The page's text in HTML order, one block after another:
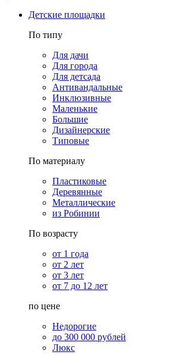
Детские площадки
По типу
Для дачи
Для города
Для детсада
Антивандальные
Инклюзивные
Маленькие
Большие
Дизайнерские
Типовые
По материалу
Пластиковые
Деревянные
Металлические
из Робинии
По возрасту
от 1 года
от 2 лет
от 3 лет
от 7 до 12 лет
по цене
Недорогие
до 300 000 рублей
Люкс